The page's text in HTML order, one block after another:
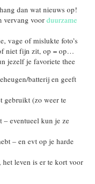
dan wat nieuws op!
vervang voor duurzame
vage of mislukte foto’s
niet fijn zit, op = op…
jezelf je favoriete thee
batterij en geeft
gebruikt (zo weer te
– eventueel kun je ze
– en evt op je harde
leven is er te kort voor